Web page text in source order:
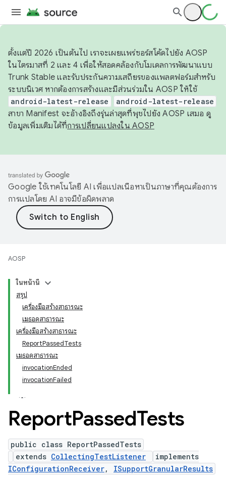
ตั้งแต่ปี 2026 เป็นต้นไป เราจะเผยแพร่ซอร์สโค้ดไปยัง AOSP
ในไตรมาสที่ 2 และ 4 เพื่อให้สอดคล้องกับโมเดลการพัฒนาแบบ
Trunk Stable และรับประกันความเสถียรของแพลตฟอร์มสำหรับ
ระบบนิเวศ หากต้องการสร้างและมีส่วนร่วมใน AOSP ให้ใช้
android-latest-release android-latest-release
สาขา Manifest จะอ้างอิงถึงรุ่นล่าสุดที่พุชไปยัง AOSP เสมอ ดู
ข้อมูลเพิ่มเติมได้ที่การเปลี่ยนแปลงใน AOSP
Google ใช้เทคโนโลยี AI เพื่อแปลเนื้อหาเป็นภาษาที่คุณต้องการ
การแปลโดย AI อาจมีข้อผิดพลาด
AOSP
ในหน้านี้
สรุป
เครื่องมือสร้างสาธารณะ
เมธอดสาธารณะ
เครื่องมือสร้างสาธารณะ
ReportPassedTests
เมธอดสาธารณะ
invocationEnded
invocationFailed
ReportPassedTests
public class ReportPassedTests
extends CollectingTestListener
implements
IConfigurationReceiver, ISupportGranularResults